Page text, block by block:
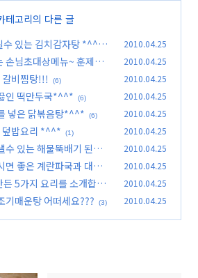
테고리의 다른 글
수 있는 김치감자탕 *^^*
2010.04.25
손님초대상메뉴~ 훈제오
2010.04.25
갈비찜탕!!! (6) 2010.04.25
인 떡만두국*^^* (6) 2010.04.25
넣은 닭볶음탕*^^* (6) 2010.04.25
덮밥요리 *^^* (1) 2010.04.25
있는 해물뚝배기 된장찌
2010.04.25
좋은 계란파국과 대파무
2010.04.25
5가지 요리를 소개합니
2010.04.25
기매운탕 어떠세요??? (3) 2010.04.25